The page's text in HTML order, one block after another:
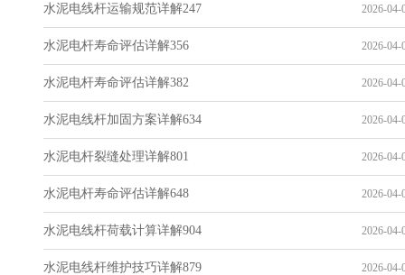
水泥电线杆运输规范详解247 2026-04-
水泥电杆寿命评估详解356 2026-04-
水泥电杆寿命评估详解382 2026-04-
水泥电线杆加固方案详解634 2026-04-
水泥电杆裂缝处理详解801 2026-04-
水泥电杆寿命评估详解648 2026-04-
水泥电线杆荷载计算详解904 2026-04-
水泥电线杆维护技巧详解879 2026-04-